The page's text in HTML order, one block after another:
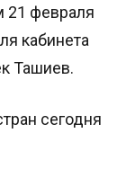
21 февраля
кабинета
Ташиев.
сегодня